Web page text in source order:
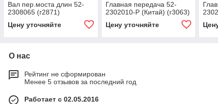
Вал пер.моста длин 52-
2308065 (г2871)
Цену уточняйте
Главная передача 52-
2302010-Р (Китай) (г3063)
Цену уточняйте
О нас
Рейтинг не сформирован
Менее 5 отзывов за последний год
Работает с 02.05.2016